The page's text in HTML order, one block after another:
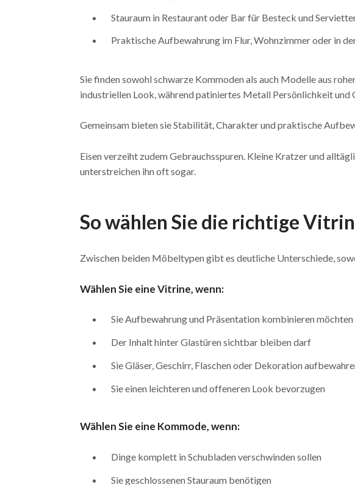
Stauraum in Restaurant oder Bar für Besteck und
Praktische Aufbewahrung im Flur, Wohnzimmer oder in
Sie finden sowohl schwarze Kommoden als auch Modelle aus
industriellen Look, während patiniertes Metall Persönlichkeit und
Gemeinsam bieten sie Stabilität, Charakter und praktische
Eisen verzeiht zudem Gebrauchsspuren. Kleine Kratzer und
unterstreichen ihn oft sogar.
So wählen Sie die richtige
Zwischen beiden Möbeltypen gibt es deutliche Unterschiede,
Wählen Sie eine Vitrine, wenn:
Sie Aufbewahrung und Präsentation kombinieren möchten
Der Inhalt hinter Glastüren sichtbar bleiben darf
Sie Gläser, Geschirr, Flaschen oder Dekoration
Sie einen leichteren und offeneren Look bevorzugen
Wählen Sie eine Kommode, wenn:
Dinge komplett in Schubladen verschwinden sollen
Sie geschlossenen Stauraum benötigen